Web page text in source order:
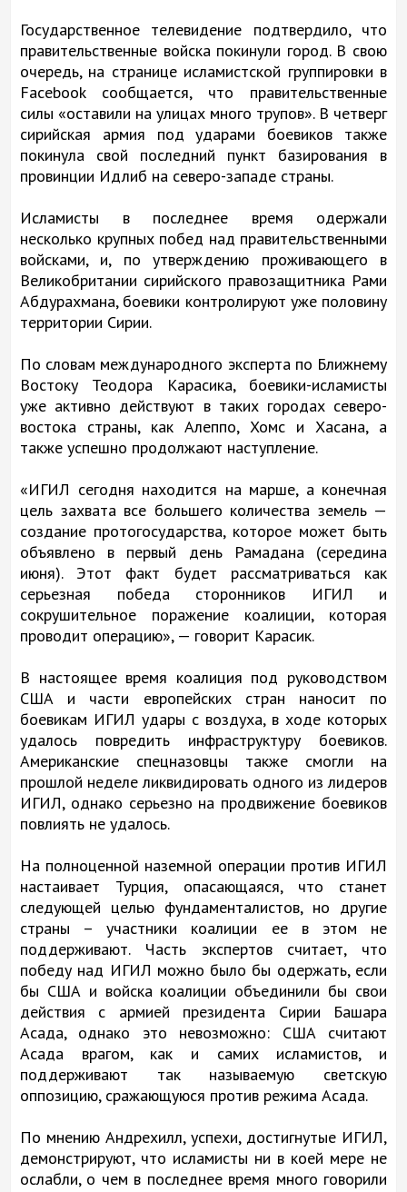
Государственное телевидение подтвердило, что
правительственные войска покинули город. В свою
очередь, на странице исламистской группировки в
Facebook сообщается, что правительственные
силы «оставили на улицах много трупов». В четверг
сирийская армия под ударами боевиков также
покинула свой последний пункт базирования в
провинции Идлиб на северо-западе страны.
Исламисты в последнее время одержали
несколько крупных побед над правительственными
войсками, и, по утверждению проживающего в
Великобритании сирийского правозащитника Рами
Абдурахмана, боевики контролируют уже половину
территории Сирии.
По словам международного эксперта по Ближнему
Востоку Теодора Карасика, боевики-исламисты
уже активно действуют в таких городах северо-
востока страны, как Алеппо, Хомс и Хасана, а
также успешно продолжают наступление.
«ИГИЛ сегодня находится на марше, а конечная
цель захвата все большего количества земель —
создание протогосударства, которое может быть
объявлено в первый день Рамадана (середина
июня). Этот факт будет рассматриваться как
серьезная победа сторонников ИГИЛ и
сокрушительное поражение коалиции, которая
проводит операцию», — говорит Карасик.
В настоящее время коалиция под руководством
США и части европейских стран наносит по
боевикам ИГИЛ удары с воздуха, в ходе которых
удалось повредить инфраструктуру боевиков.
Американские спецназовцы также смогли на
прошлой неделе ликвидировать одного из лидеров
ИГИЛ, однако серьезно на продвижение боевиков
повлиять не удалось.
На полноценной наземной операции против ИГИЛ
настаивает Турция, опасающаяся, что станет
следующей целью фундаменталистов, но другие
страны – участники коалиции ее в этом не
поддерживают. Часть экспертов считает, что
победу над ИГИЛ можно было бы одержать, если
бы США и войска коалиции объединили бы свои
действия с армией президента Сирии Башара
Асада, однако это невозможно: США считают
Асада врагом, как и самих исламистов, и
поддерживают так называемую светскую
оппозицию, сражающуюся против режима Асада.
По мнению Андрехилл, успехи, достигнутые ИГИЛ,
демонстрируют, что исламисты ни в коей мере не
ослабли, о чем в последнее время много говорили